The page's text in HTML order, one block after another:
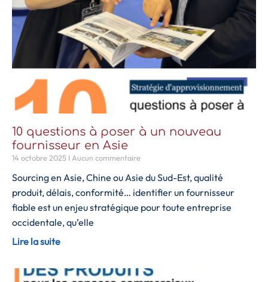
10 questions à poser à un nouveau
fournisseur en Asie
14 octobre 2025 Aucun commentaire
Sourcing en Asie, Chine ou Asie du Sud-Est, qualité
produit, délais, conformité… identifier un fournisseur
fiable est un enjeu stratégique pour toute entreprise
occidentale, qu’elle
Lire la suite